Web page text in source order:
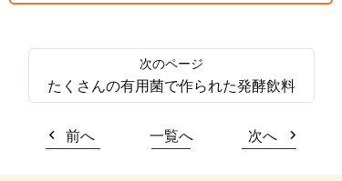
たくさんの有用菌で作られた発酵飲料
前へ 一覧へ 次へ